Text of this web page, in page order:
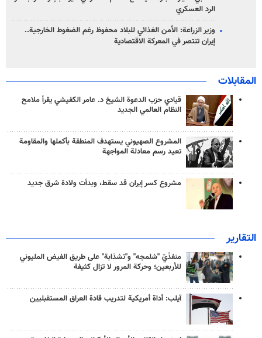
الرد العسكري
وزير الزراعة: الأمن الغذائي للبلاد محفوظ رغم الضغوط الخارجية..
إيران تنتصر في المعركة الاقتصادية
المقابلات
قيادي حزب الدعوة الشيخ د. عامر الكفيشي يقرأ ملامح
النظام العالمي الجديد
المشروع الصهيوني يستهدف المنطقة بأكملها والمقاومة
تعيد رسم معادلة المواجهة
مشروع كسر إيران قد سقط، وبدأت ولادة شرق جديد
التقارير
منفذَيّ "شلمجه" و"تشذابة" على طريق الفيض المليوني
للأربعين؛ وحركة المرور لا تزال كثيفة
آيلب: أداة أمريكية لتدريب قادة العراق المستقبليين